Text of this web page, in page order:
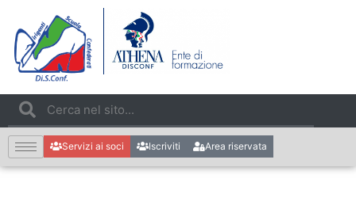
Servizi ai soci Iscriviti Area riservata